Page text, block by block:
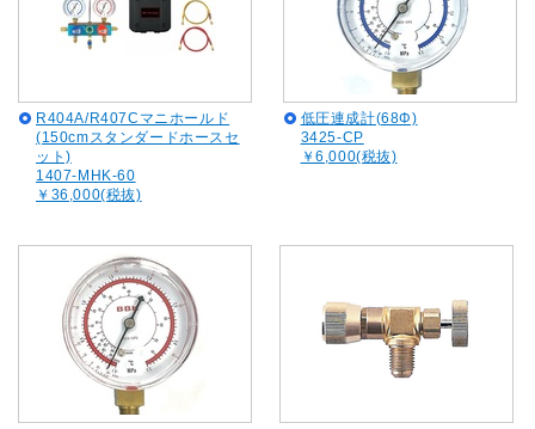
R404A/R407Cマニホールド
(150cmスタンダードホースセ
ット)
1407-MHK-60
￥36,000(税抜)
低圧連成計(68Φ)
3425-CP
￥6,000(税抜)